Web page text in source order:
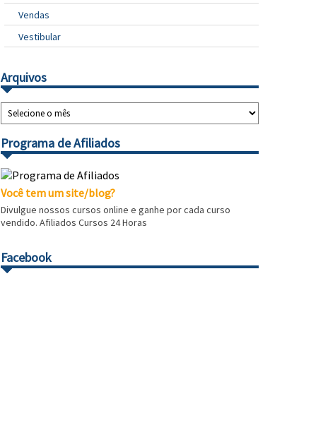
Vendas
Vestibular
Arquivos
Programa de Afiliados
Você tem um site/blog?
Divulgue nossos cursos online e ganhe por cada curso
vendido. Afiliados Cursos 24 Horas
Facebook